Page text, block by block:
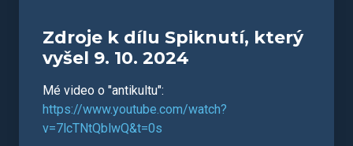
Zdroje k dílu Spiknutí, který
vyšel 9. 10. 2024
Mé video o "antikultu":
https://www.youtube.com/watch?
v=7lcTNtQblwQ&t=0s